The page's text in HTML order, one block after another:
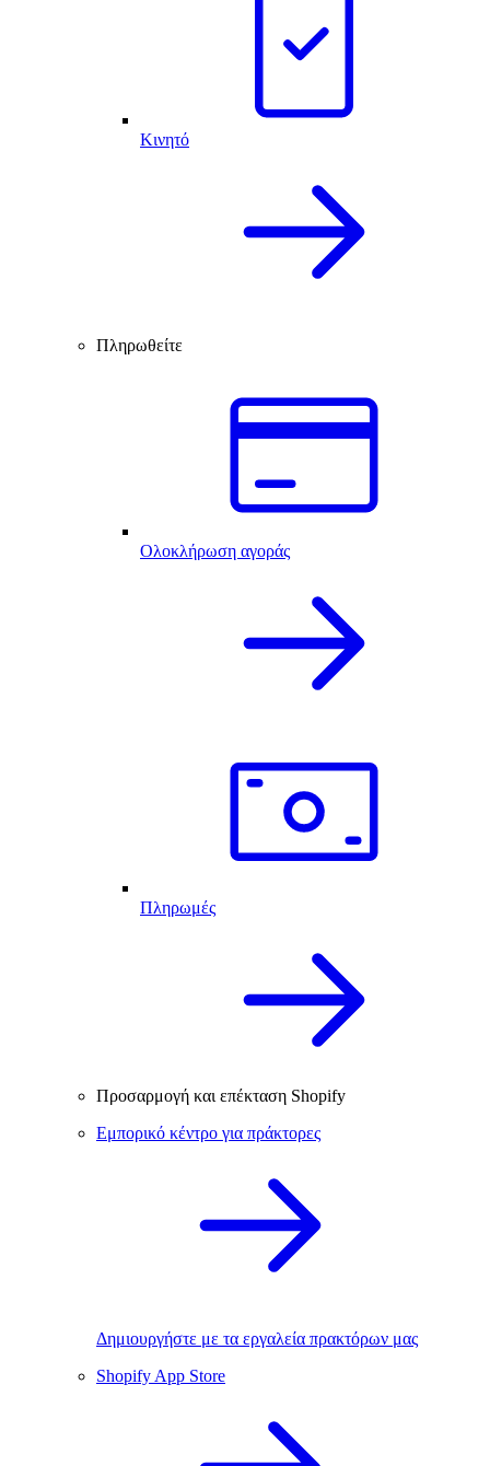
Κινητό
Πληρωθείτε
Ολοκλήρωση αγοράς
Πληρωμές
Προσαρμογή και επέκταση Shopify
Εμπορικό κέντρο για πράκτορες
Δημιουργήστε με τα εργαλεία πρακτόρων μας
Shopify App Store